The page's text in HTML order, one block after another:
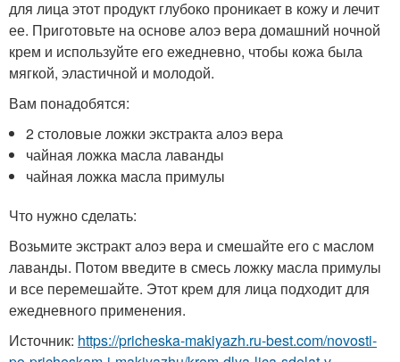
для лица этот продукт глубоко проникает в кожу и лечит
ее. Приготовьте на основе алоэ вера домашний ночной
крем и используйте его ежедневно, чтобы кожа была
мягкой, эластичной и молодой.
Вам понадобятся:
2 столовые ложки экстракта алоэ вера
чайная ложка масла лаванды
чайная ложка масла примулы
Что нужно сделать:
Возьмите экстракт алоэ вера и смешайте его с маслом
лаванды. Потом введите в смесь ложку масла примулы
и все перемешайте. Этот крем для лица подходит для
ежедневного применения.
Источник: https://pricheska-makiyazh.ru-best.com/novosti-